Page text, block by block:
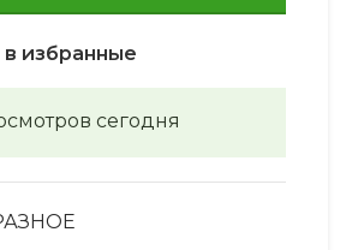
избранные
сегодня